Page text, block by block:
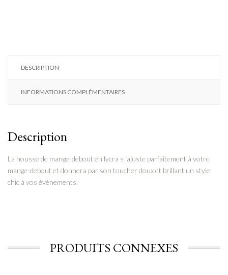
DESCRIPTION
INFORMATIONS COMPLÉMENTAIRES
Description
La housse de mange-debout en lycra s ‘ajuste parfaitement à votre
mange-debout et donnera par son toucher doux et brillant un style
chic à vos évènements.
PRODUITS CONNEXES